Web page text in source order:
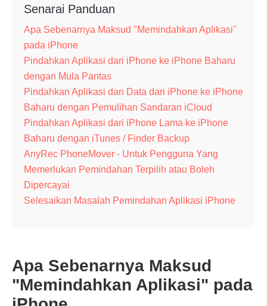
Senarai Panduan
Apa Sebenarnya Maksud "Memindahkan Aplikasi"
pada iPhone
Pindahkan Aplikasi dari iPhone ke iPhone Baharu
dengan Mula Pantas
Pindahkan Aplikasi dan Data dari iPhone ke iPhone
Baharu dengan Pemulihan Sandaran iCloud
Pindahkan Aplikasi dari iPhone Lama ke iPhone
Baharu dengan iTunes / Finder Backup
AnyRec PhoneMover - Untuk Pengguna Yang
Memerlukan Pemindahan Terpilih atau Boleh
Dipercayai
Selesaikan Masalah Pemindahan Aplikasi iPhone
Apa Sebenarnya Maksud
"Memindahkan Aplikasi" pada